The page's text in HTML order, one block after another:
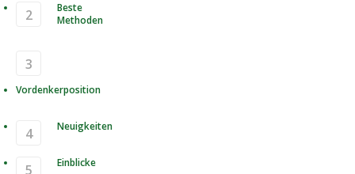
Beste
Methoden
Vordenkerposition
Neuigkeiten
Einblicke